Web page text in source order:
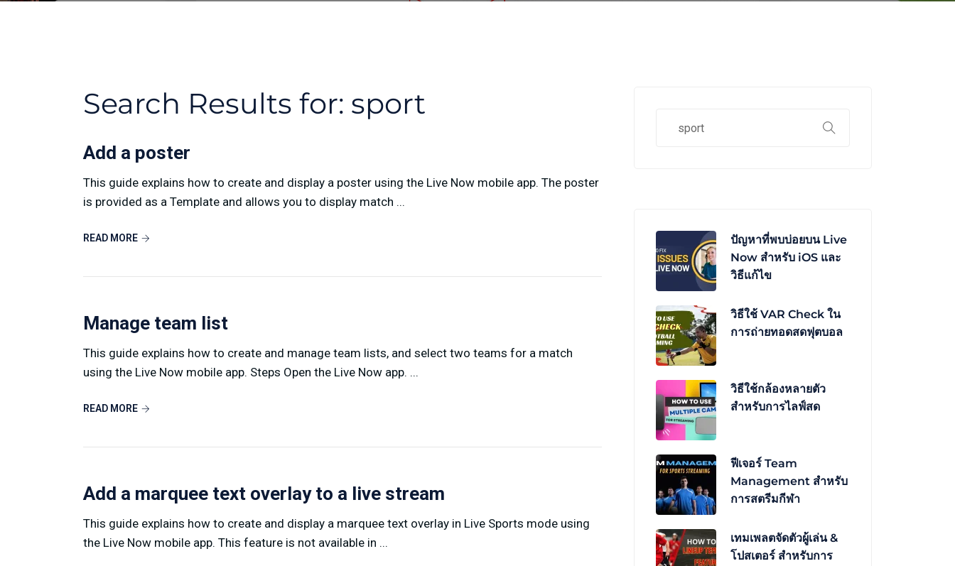
Search Results for: sport
Add a poster
This guide explains how to create and display a poster using the Live Now mobile app. The poster
is provided as a Template and allows you to display match ...
READ MORE
Manage team list
This guide explains how to create and manage team lists, and select two teams for a match
using the Live Now mobile app. Steps Open the Live Now app. ...
READ MORE
Add a marquee text overlay to a live stream
This guide explains how to create and display a marquee text overlay in Live Sports mode using
the Live Now mobile app. This feature is not available in ...
ปัญหาที่พบบ่อยบน Live
Now สำหรับ iOS และ
วิธีแก้ไข
วิธีใช้ VAR Check ใน
การถ่ายทอดสดฟุตบอล
วิธีใช้กล้องหลายตัว
สำหรับการไลฟ์สด
ฟีเจอร์ Team
Management สำหรับ
การสตรีมกีฬา
เทมเพลตจัดตัวผู้เล่น &
โปสเตอร์ สำหรับการ